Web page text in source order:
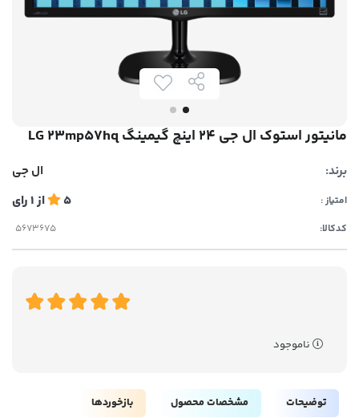
مانیتور استوک ال جی 24 اینچ گیمینگ LG 23mp57hq
برند: ال جی
امتیاز : 5 از1رای
کدکالا:
ناموجود
توضیحات مشخصات محصول بازخوردها